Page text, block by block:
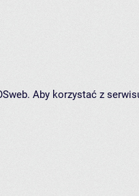
Aby korzystać z